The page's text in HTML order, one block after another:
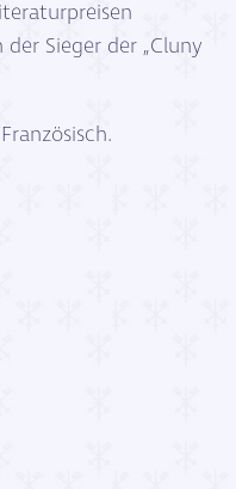
Sieger der „Cluny